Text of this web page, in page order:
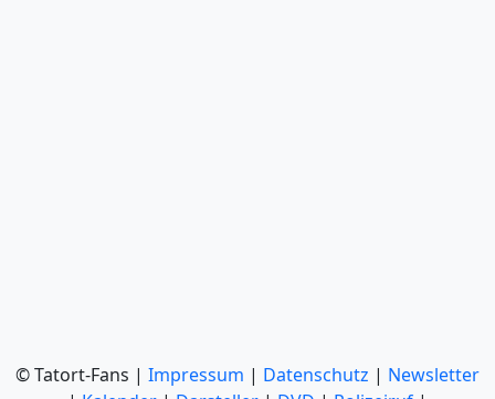
© Tatort-Fans | Impressum | Datenschutz | Newsletter